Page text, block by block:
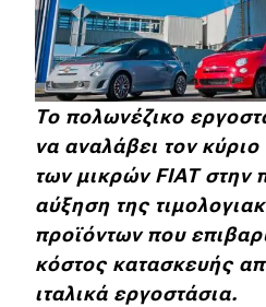
To πολωνέζικο
να αναλάβει τον
των μικρών FIAT στην
αύξηση της
προϊόντων που
κόστος κατασκευής
ιταλικά εργοστάσια.